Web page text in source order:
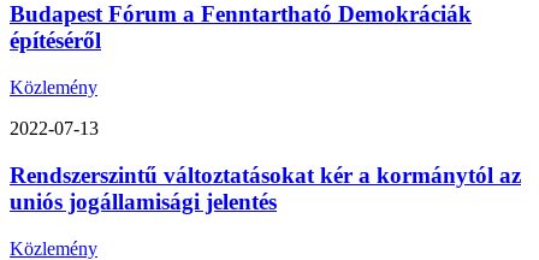
Budapest Fórum a Fenntartható Demokráciák
építéséről
Közlemény
2022-07-13
Rendszerszintű változtatásokat kér a kormánytól az
uniós jogállamisági jelentés
Közlemény